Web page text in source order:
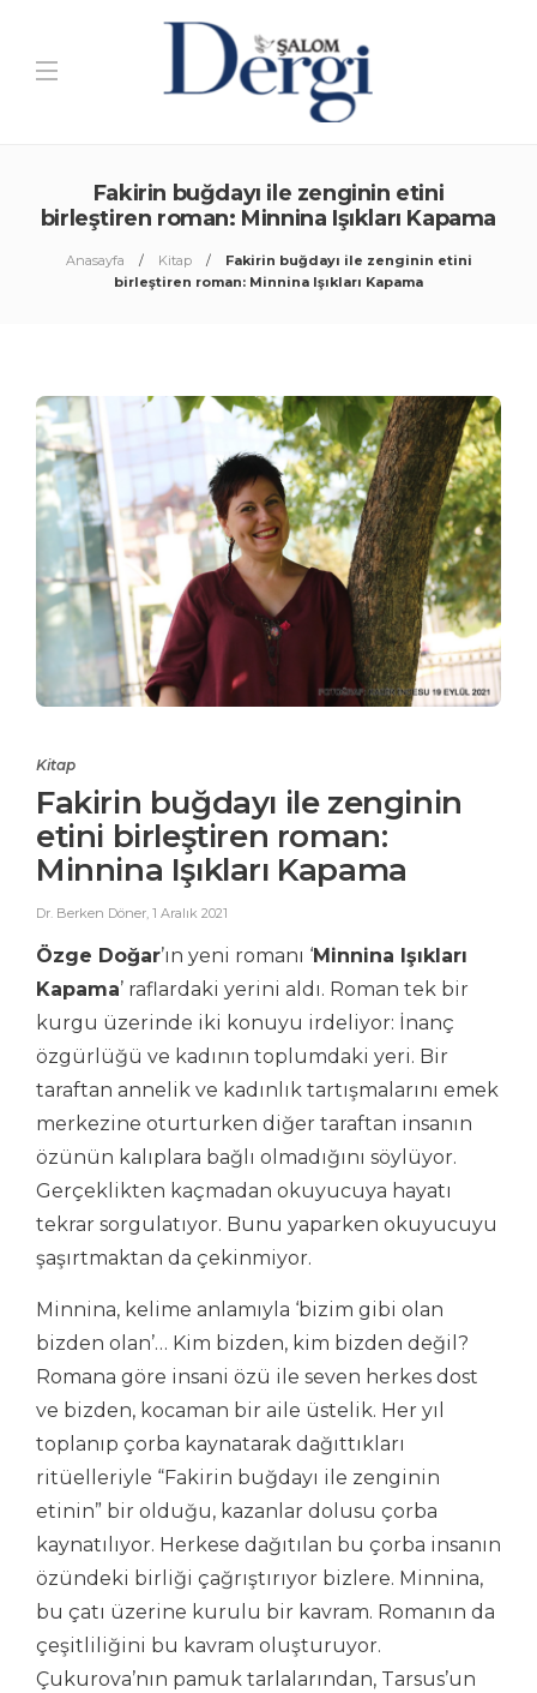
Fakirin buğdayı ile zenginin etini
birleştiren roman: Minnina Işıkları Kapama
Anasayfa Kitap
Fakirin buğdayı ile zenginin etini
birleştiren roman: Minnina Işıkları Kapama
Kitap
Fakirin buğdayı ile zenginin
etini birleştiren roman:
Minnina Işıkları Kapama
Dr. Berken Döner, 1 Aralık 2021
Özge Doğar’ın yeni romanı ‘Minnina Işıkları
Kapama’ raflardaki yerini aldı. Roman tek bir
kurgu üzerinde iki konuyu irdeliyor: İnanç
özgürlüğü ve kadının toplumdaki yeri. Bir
taraftan annelik ve kadınlık tartışmalarını emek
merkezine oturturken diğer taraftan insanın
özünün kalıplara bağlı olmadığını söylüyor.
Gerçeklikten kaçmadan okuyucuya hayatı
tekrar sorgulatıyor. Bunu yaparken okuyucuyu
şaşırtmaktan da çekinmiyor.
Minnina, kelime anlamıyla ‘bizim gibi olan
bizden olan’… Kim bizden, kim bizden değil?
Romana göre insani özü ile seven herkes dost
ve bizden, kocaman bir aile üstelik. Her yıl
toplanıp çorba kaynatarak dağıttıkları
ritüelleriyle “Fakirin buğdayı ile zenginin
etinin” bir olduğu, kazanlar dolusu çorba
kaynatılıyor. Herkese dağıtılan bu çorba insanın
özündeki birliği çağrıştırıyor bizlere. Minnina,
bu çatı üzerine kurulu bir kavram. Romanın da
çeşitliliğini bu kavram oluşturuyor.
Çukurova’nın pamuk tarlalarından, Tarsus’un